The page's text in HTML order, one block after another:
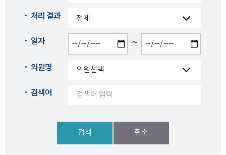
처리 결과
일자 ~
의원명
검색어
검색